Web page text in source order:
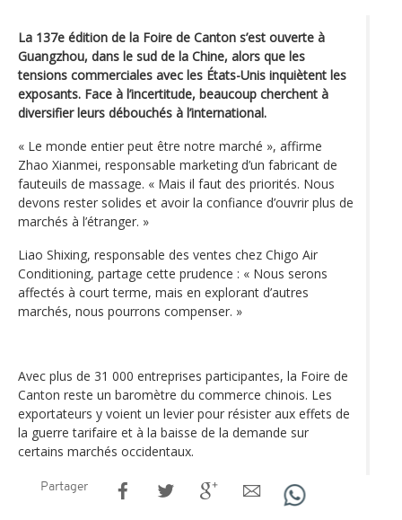
La 137e édition de la Foire de Canton s’est ouverte à
Guangzhou, dans le sud de la Chine, alors que les
tensions commerciales avec les États-Unis inquiètent les
exposants. Face à l’incertitude, beaucoup cherchent à
diversifier leurs débouchés à l’international.
« Le monde entier peut être notre marché », affirme
Zhao Xianmei, responsable marketing d’un fabricant de
fauteuils de massage. « Mais il faut des priorités. Nous
devons rester solides et avoir la confiance d’ouvrir plus de
marchés à l’étranger. »
Liao Shixing, responsable des ventes chez Chigo Air
Conditioning, partage cette prudence : « Nous serons
affectés à court terme, mais en explorant d’autres
marchés, nous pourrons compenser. »
Avec plus de 31 000 entreprises participantes, la Foire de
Canton reste un baromètre du commerce chinois. Les
exportateurs y voient un levier pour résister aux effets de
la guerre tarifaire et à la baisse de la demande sur
certains marchés occidentaux.
Partager